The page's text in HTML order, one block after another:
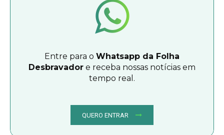
Entre para o Whatsapp da Folha
Desbravador e receba nossas notícias em
tempo real.
QUERO ENTRAR